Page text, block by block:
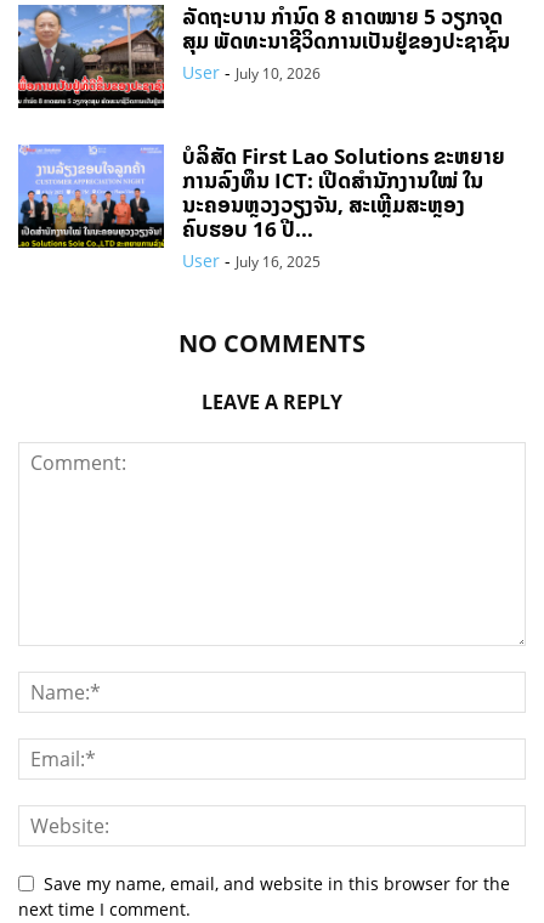
ລັດຖະບານ ກຳນົດ 8 ຄາດໝາຍ 5 ວຽກຈຸດ
ສຸມ ພັດທະນາຊີວິດການເປັນຢູ່ຂອງປະຊາຊົນ
User - July 10, 2026
ບໍລິສັດ First Lao Solutions ຂະຫຍາຍ
ການລົງທຶນ ICT: ເປີດສຳນັກງານໃໝ່ ໃນ
ນະຄອນຫຼວງວຽງຈັນ, ສະເຫຼີມສະຫຼອງ
ຄົບຮອບ 16 ປີ...
User - July 16, 2025
NO COMMENTS
LEAVE A REPLY
Save my name, email, and website in this browser for the
next time I comment.